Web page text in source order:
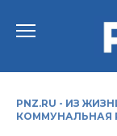
PNZ.RU - ИЗ
КОММУНАЛЬНАЯ